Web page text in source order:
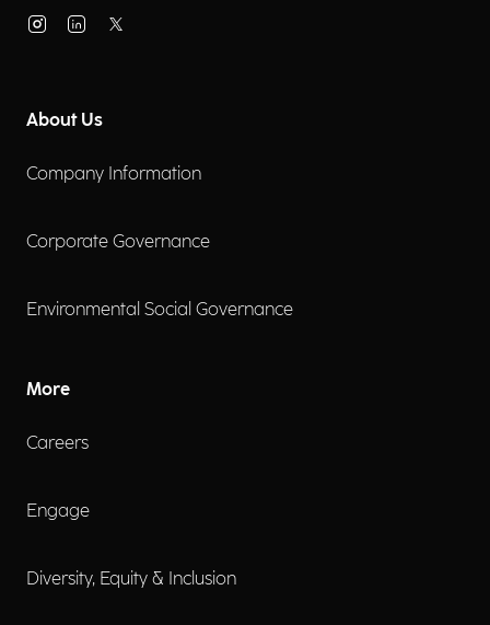
About Us
Company Information
Corporate Governance
Environmental Social Governance
More
Careers
Engage
Diversity, Equity & Inclusion